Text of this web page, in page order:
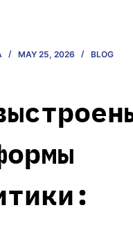
MAY 25, 2026 BLOG